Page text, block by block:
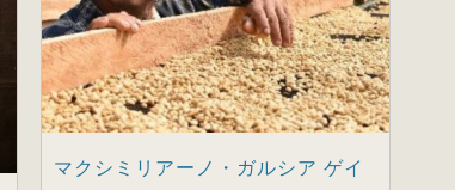
マクシミリアーノ・ガルシア ゲイ